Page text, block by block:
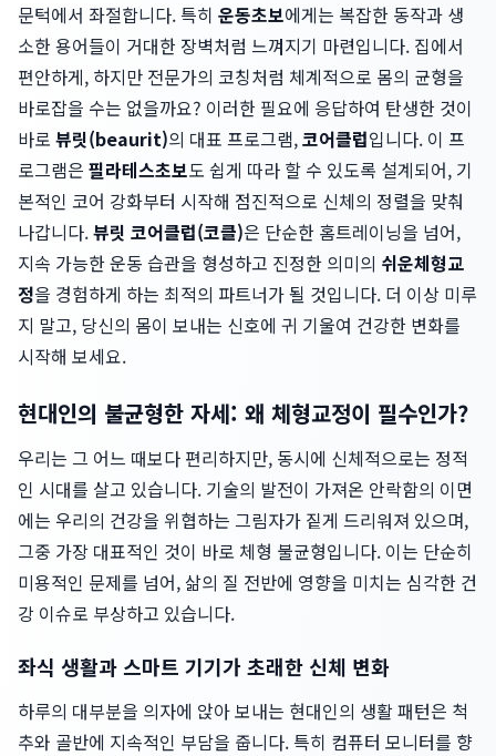
문턱에서 좌절합니다. 특히 운동초보에게는 복잡한 동작과 생
소한 용어들이 거대한 장벽처럼 느껴지기 마련입니다. 집에서
편안하게, 하지만 전문가의 코칭처럼 체계적으로 몸의 균형을
바로잡을 수는 없을까요? 이러한 필요에 응답하여 탄생한 것이
바로 뷰릿(beaurit)의 대표 프로그램,코어클럽입니다. 이 프
로그램은 필라테스초보도 쉽게 따라 할 수 있도록 설계되어, 기
본적인 코어 강화부터 시작해 점진적으로 신체의 정렬을 맞춰
나갑니다.뷰릿 코어클럽(코클)은 단순한 홈트레이닝을 넘어,
지속 가능한 운동 습관을 형성하고 진정한 의미의 쉬운체형교
정을 경험하게 하는 최적의 파트너가 될 것입니다. 더 이상 미루
지 말고, 당신의 몸이 보내는 신호에 귀 기울여 건강한 변화를
시작해 보세요.
현대인의 불균형한 자세: 왜 체형교정이 필수인가?
우리는 그 어느 때보다 편리하지만, 동시에 신체적으로는 정적
인 시대를 살고 있습니다. 기술의 발전이 가져온 안락함의 이면
에는 우리의 건강을 위협하는 그림자가 짙게 드리워져 있으며,
그중 가장 대표적인 것이 바로 체형 불균형입니다. 이는 단순히
미용적인 문제를 넘어, 삶의 질 전반에 영향을 미치는 심각한 건
강 이슈로 부상하고 있습니다.
좌식 생활과 스마트 기기가 초래한 신체 변화
하루의 대부분을 의자에 앉아 보내는 현대인의 생활 패턴은 척
추와 골반에 지속적인 부담을 줍니다. 특히 컴퓨터 모니터를 향